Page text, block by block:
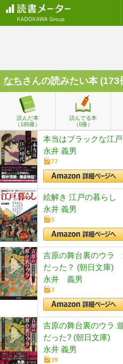
なちさんの読みたい本 (173
読んだ本
（185冊）
読んでる本
（0冊）
本当はブラックな江
永井 義男
77
絵解き 江戸の暮らし
永井 義男
5
吉原の舞台裏のウラ
だった？ (朝日文庫)
永井 義男
3
吉原の舞台裏のウラ
だった? (朝日文庫)
永井 義男
39